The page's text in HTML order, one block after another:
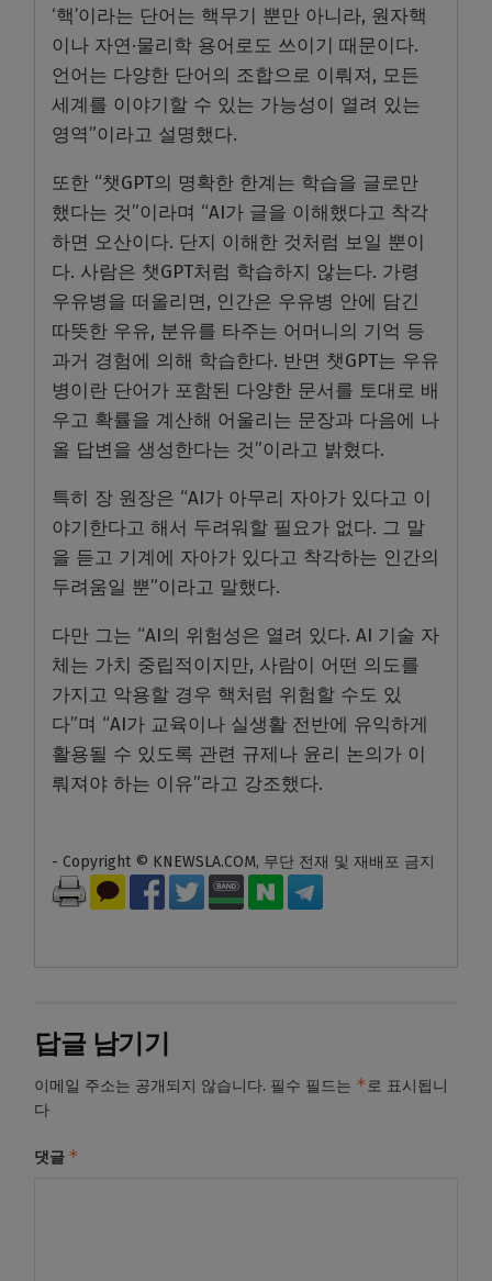
‘핵’이라는 단어는 핵무기 뿐만 아니라, 원자핵
이나 자연·물리학 용어로도 쓰이기 때문이다.
언어는 다양한 단어의 조합으로 이뤄져, 모든
세계를 이야기할 수 있는 가능성이 열려 있는
영역”이라고 설명했다.
또한 “챗GPT의 명확한 한계는 학습을 글로만
했다는 것”이라며 “AI가 글을 이해했다고 착각
하면 오산이다. 단지 이해한 것처럼 보일 뿐이
다. 사람은 챗GPT처럼 학습하지 않는다. 가령
우유병을 떠올리면, 인간은 우유병 안에 담긴
따뜻한 우유, 분유를 타주는 어머니의 기억 등
과거 경험에 의해 학습한다. 반면 챗GPT는 우유
병이란 단어가 포함된 다양한 문서를 토대로 배
우고 확률을 계산해 어울리는 문장과 다음에 나
올 답변을 생성한다는 것”이라고 밝혔다.
특히 장 원장은 “AI가 아무리 자아가 있다고 이
야기한다고 해서 두려워할 필요가 없다. 그 말
을 듣고 기계에 자아가 있다고 착각하는 인간의
두려움일 뿐”이라고 말했다.
다만 그는 “AI의 위험성은 열려 있다. AI 기술 자
체는 가치 중립적이지만, 사람이 어떤 의도를
가지고 악용할 경우 핵처럼 위험할 수도 있
다”며 “AI가 교육이나 실생활 전반에 유익하게
활용될 수 있도록 관련 규제나 윤리 논의가 이
뤄져야 하는 이유”라고 강조했다.
- Copyright © KNEWSLA.COM, 무단 전재 및 재배포 금지
답글 남기기
이메일 주소는 공개되지 않습니다. 필수 필드는 *로 표시됩니
다
댓글 *